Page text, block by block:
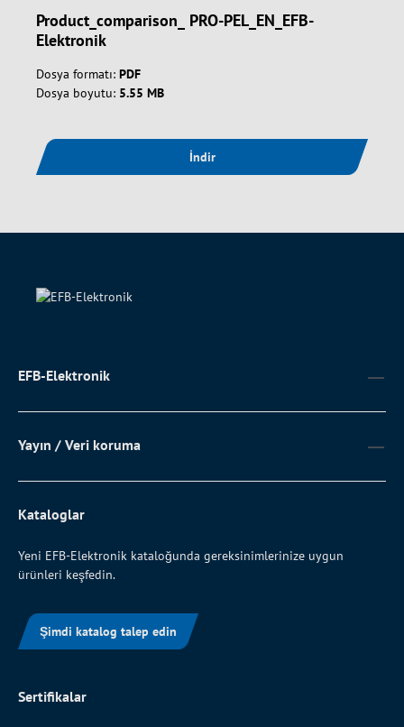
Product_comparison_ PRO-PEL_EN_EFB-
Elektronik
Dosya formatı: PDF
Dosya boyutu: 5.55 MB
İndir
EFB-Elektronik
Yayın / Veri koruma
Kataloglar
Yeni EFB-Elektronik kataloğunda gereksinimlerinize uygun
ürünleri keşfedin.
Şimdi katalog talep edin
Sertifikalar